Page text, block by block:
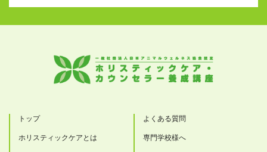
トップ
ホリスティックケアとは
よくある質問
専門学校様へ